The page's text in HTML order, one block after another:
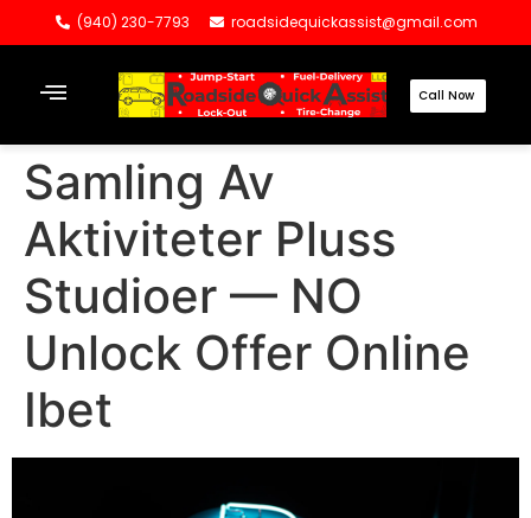
(940) 230-7793 roadsidequickassist@gmail.com
Call Now
Samling Av
Aktiviteter Pluss
Studioer — NO
Unlock Offer Online
Ibet